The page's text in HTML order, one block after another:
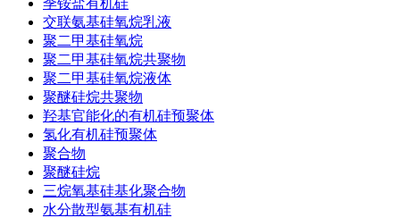
交联氨基硅氧烷乳液
聚二甲基硅氧烷
聚二甲基硅氧烷共聚物
聚二甲基硅氧烷液体
聚醚硅烷共聚物
羟基官能化的有机硅预聚体
氢化有机硅预聚体
聚合物
聚醚硅烷
三烷氧基硅基化聚合物
水分散型氨基有机硅